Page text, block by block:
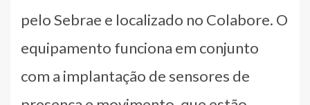
pelo Sebrae e localizado no Colabore. O
equipamento funciona em conjunto
com a implantação de sensores de